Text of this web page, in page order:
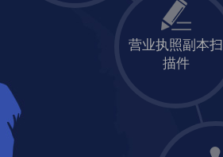
营业执照副本扫
描件